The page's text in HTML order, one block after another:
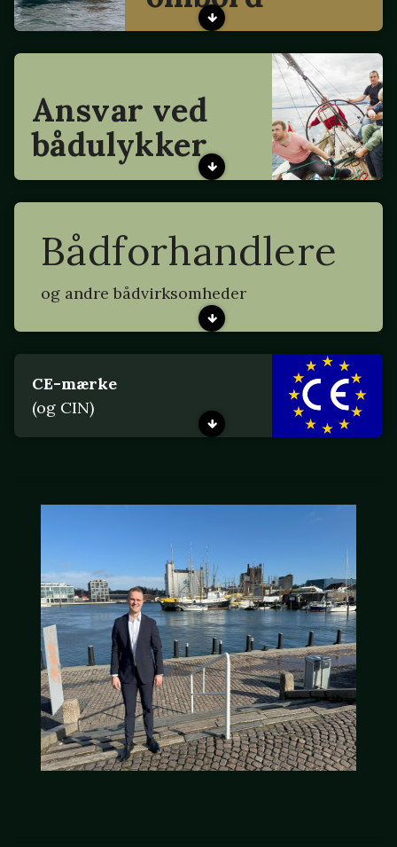
Ansvar ved
bådulykker
Bådforhandlere
og andre bådvirksomheder
CE-mærke
(og CIN)